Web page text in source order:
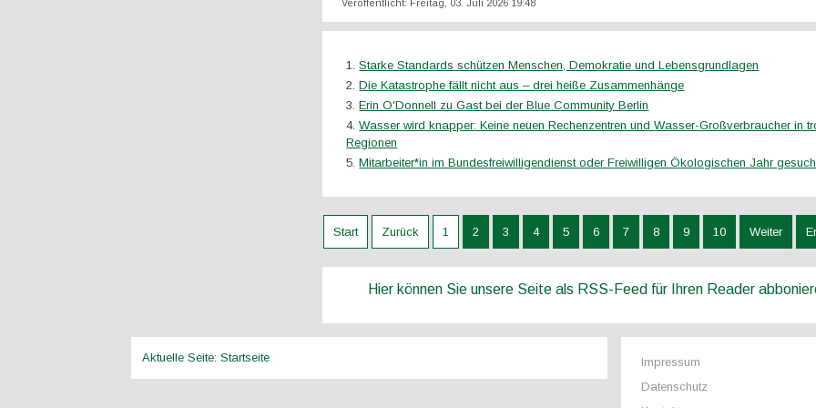
Veröffentlicht: Freitag, 03. Juli 2026 19:48
Starke Standards schützen Menschen, Demokratie und Lebensgrundlagen
Die Katastrophe fällt nicht aus – drei heiße Zusammenhänge
Erin O'Donnell zu Gast bei der Blue Community Berlin
Wasser wird knapper: Keine neuen Rechenzentren und Wasser-Großverbraucher in
Regionen
Mitarbeiter*in im Bundesfreiwilligendienst oder Freiwilligen Ökologischen Jahr
Start Zurück 1 2 3 4 5 6 7 8 9 10 Weiter
Hier können Sie unsere Seite als RSS-Feed für Ihren Reader
Aktuelle Seite:Startseite
Impressum
Datenschutz